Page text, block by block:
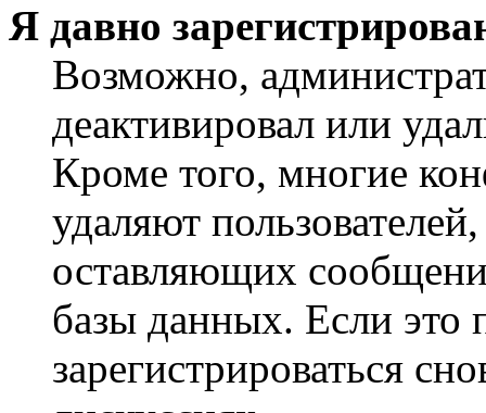
Я давно
Возможно,
деактивировал или
Кроме того, многие
удаляют
оставляющих
базы данных. Если это
зарегистрироваться